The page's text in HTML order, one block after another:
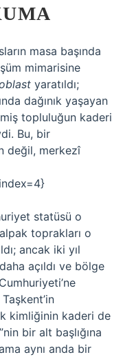
masa başında
mimarisine
yaratıldı;
dağınık yaşayan
topluluğun kaderi
Bu, bir
değil, merkezî
statüsü o
toprakları o
ancak iki yıl
açıldı ve bölge
kimliğinin kaderi de
bir alt başlığına
aynı anda bir